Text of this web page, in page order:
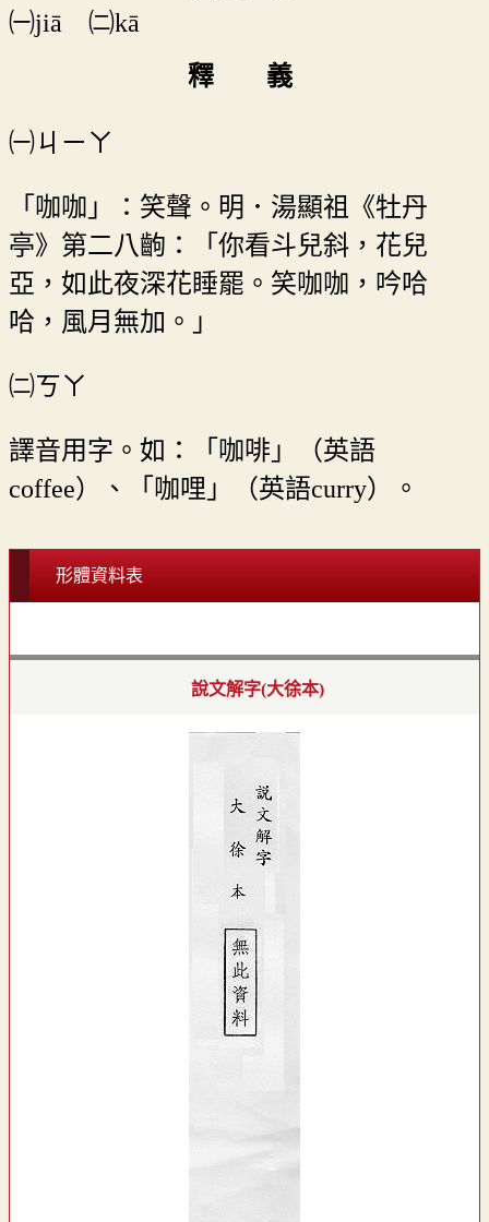
㈠jiā ㈡kā
釋 義
㈠ㄐㄧㄚ
「咖咖」：笑聲。明．湯顯祖《牡丹
亭》第二八齣：「你看斗兒斜，花兒
亞，如此夜深花睡罷。笑咖咖，吟哈
哈，風月無加。」
㈡ㄎㄚ
譯音用字。如：「咖啡」（英語
coffee）、「咖哩」（英語curry）。
形體資料表
說文解字(大徐本)